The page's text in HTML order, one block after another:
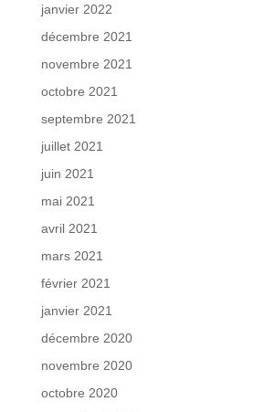
janvier 2022
décembre 2021
novembre 2021
octobre 2021
septembre 2021
juillet 2021
juin 2021
mai 2021
avril 2021
mars 2021
février 2021
janvier 2021
décembre 2020
novembre 2020
octobre 2020